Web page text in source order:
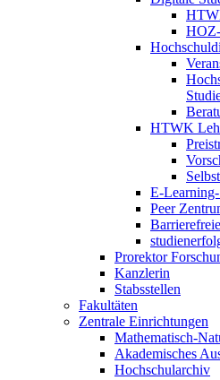
HTWK
E-
Peer
Prorektor
Kanzlerin
Stabsstellen
Fakultäten
Zentrale Einrichtungen
Mathematisch-
Akademisches
Hochschularchiv